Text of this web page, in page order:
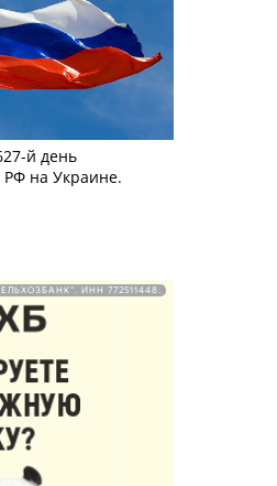
й день
на Украине.
ИНН 772511448.